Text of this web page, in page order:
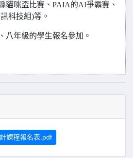
貓咪盃比賽、PAIA的AI爭霸賽、
科技組)等。
八年級的學生報名參加。
課程報名表.pdf